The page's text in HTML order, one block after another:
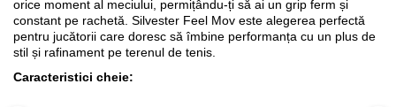
orice moment al meciului, permițându-ți să ai un grip ferm și
constant pe rachetă. Silvester Feel Mov este alegerea perfectă
pentru jucătorii care doresc să îmbine performanța cu un plus de
stil și rafinament pe terenul de tenis.
Caracteristici cheie: